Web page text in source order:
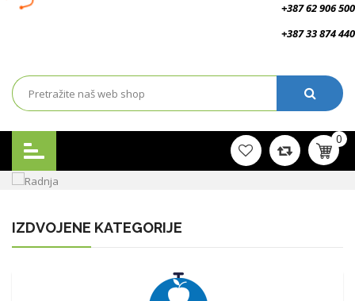
+387 62 906 500
+387 33 874 440
0
IZDVOJENE KATEGORIJE